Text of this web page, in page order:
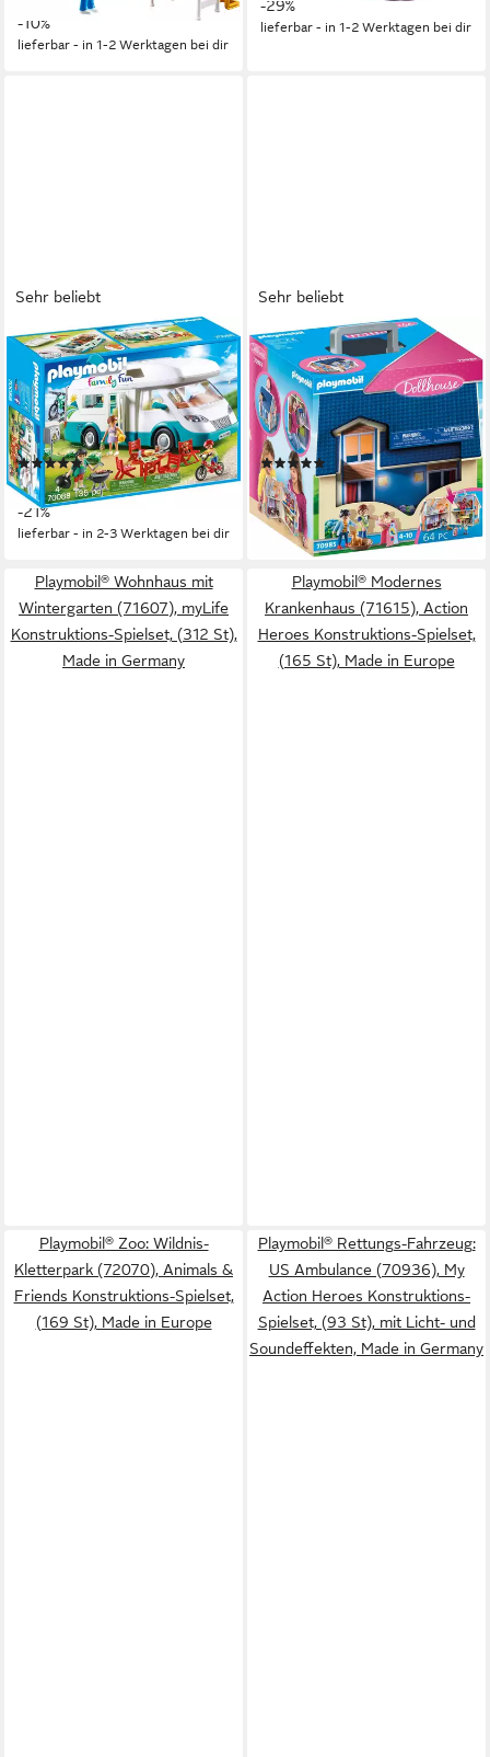
-10%
lieferbar - in 1-2 Werktagen bei dir
-29%
lieferbar - in 1-2 Werktagen bei dir
Sehr beliebt
PLAYMOBIL®
Familien-Wohnmobil (70088),
Family Fun Konstruktions-
Spielset, (135 St), Made in
Europe
(58)
ab 49,71 € UVP62,99 €
-21%
lieferbar - in 2-3 Werktagen bei dir
Sehr beliebt
PLAYMOBIL®
Mitnehm-Puppenhaus
(70985), Dollhouse
Konstruktions-Spielset, (64
St), Made in Europe
(75)
ab 37,23 € UVP64,99 €
-43%
lieferbar - in 2-3 Werktagen bei dir
Playmobil® Wohnhaus mit
Wintergarten (71607), myLife
Konstruktions-Spielset, (312 St),
Made in Germany
Playmobil® Modernes
Krankenhaus (71615), Action
Heroes Konstruktions-Spielset,
(165 St), Made in Europe
Playmobil® Zoo: Wildnis-
Kletterpark (72070), Animals &
Friends Konstruktions-Spielset,
(169 St), Made in Europe
Playmobil® Rettungs-Fahrzeug:
US Ambulance (70936), My
Action Heroes Konstruktions-
Spielset, (93 St), mit Licht- und
Soundeffekten, Made in Germany